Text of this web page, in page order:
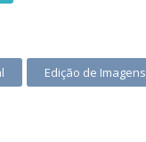
Edição de Imagens